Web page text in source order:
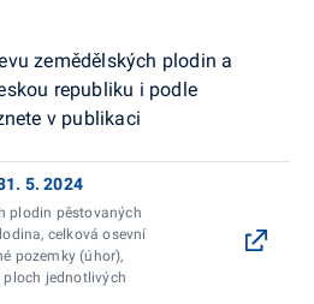
zemědělských plodin a
republiku i podle
v publikaci
5. 2024
plodin pěstovaných
celková osevní
pozemky (úhor),
jednotlivých